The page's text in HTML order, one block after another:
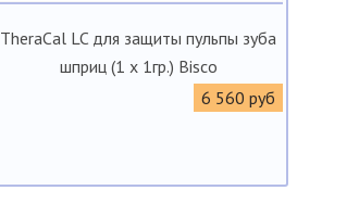
TheraCal LC для защиты пульпы зуба
шприц (1 x 1гр.) Bisco
6 560 руб